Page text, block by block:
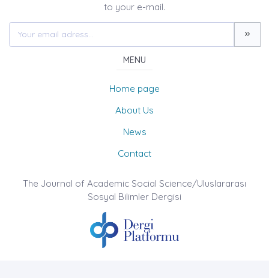
to your e-mail.
MENU
Home page
About Us
News
Contact
The Journal of Academic Social Science/Uluslararası
Sosyal Bilimler Dergisi